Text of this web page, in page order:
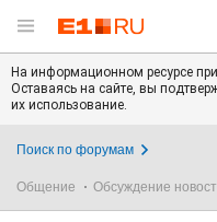
На информационном ресурсе
Оставаясь на сайте, вы
их использование.
Поиск по форумам
Общение Обсуждение